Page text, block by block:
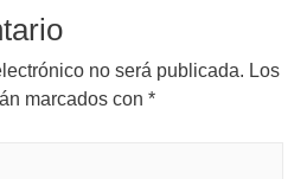
no será publicada. Los
marcados con *